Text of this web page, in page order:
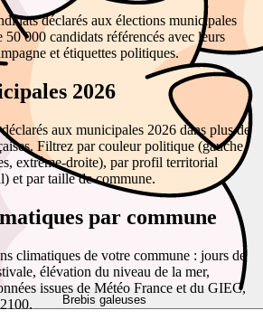
Brebis galeuses
déclarés aux élections municipales
50 000 candidats référencés avec leurs
et étiquettes politiques.
2026
aux municipales 2026 dans plus de
Filtrez par couleur politique (gauche,
extrême-droite), par profil territorial
et par taille de commune.
par commune
climatiques de votre commune : jours de
élévation du niveau de la mer,
issues de Météo France et du GIEC,